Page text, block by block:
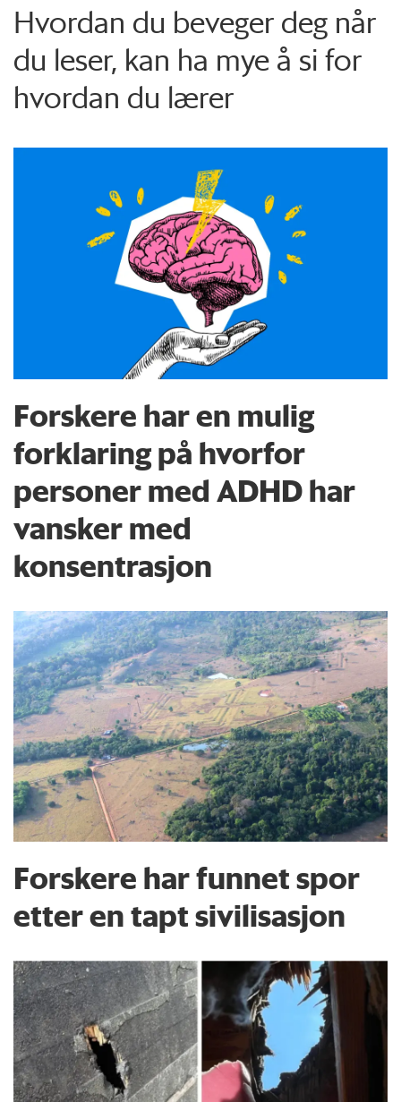
Hvordan du beveger deg når
du leser, kan ha mye å si for
hvordan du lærer
Forskere har en mulig
forklaring på hvorfor
personer med ADHD har
vansker med
konsentrasjon
Forskere har funnet spor
etter en tapt sivilisasjon